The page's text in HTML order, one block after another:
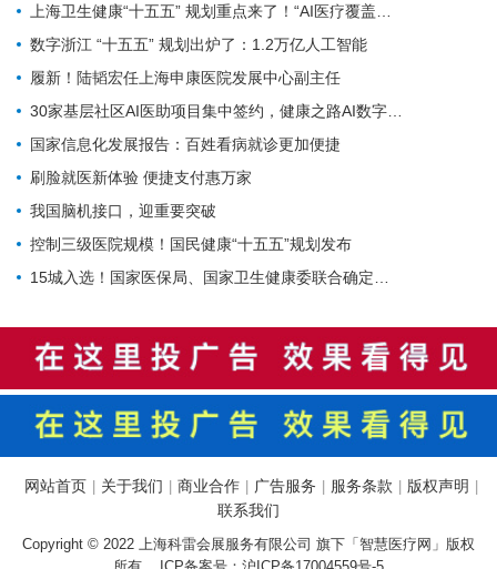
上海卫生健康“十五五” 规划重点来了！“AI医疗覆盖率100%”成硬指标
数字浙江 “十五五” 规划出炉了：1.2万亿人工智能
履新！陆韬宏任上海申康医院发展中心副主任
30家基层社区AI医助项目集中签约，健康之路AI数字员工规模化落地再提速
国家信息化发展报告：百姓看病就诊更加便捷
刷脸就医新体验 便捷支付惠万家
我国脑机接口，迎重要突破
控制三级医院规模！国民健康“十五五”规划发布
15城入选！国家医保局、国家卫生健康委联合确定基层医疗卫生重点联系城市
网站首页 关于我们 商业合作 广告服务 服务条款 版权声明
联系我们
Copyright © 2022 上海科雷会展服务有限公司 旗下「智慧医疗网」版权